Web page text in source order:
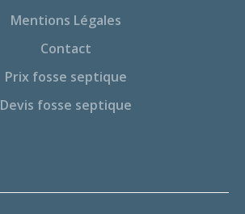
Mentions Légales
Contact
Prix fosse septique
Devis fosse septique